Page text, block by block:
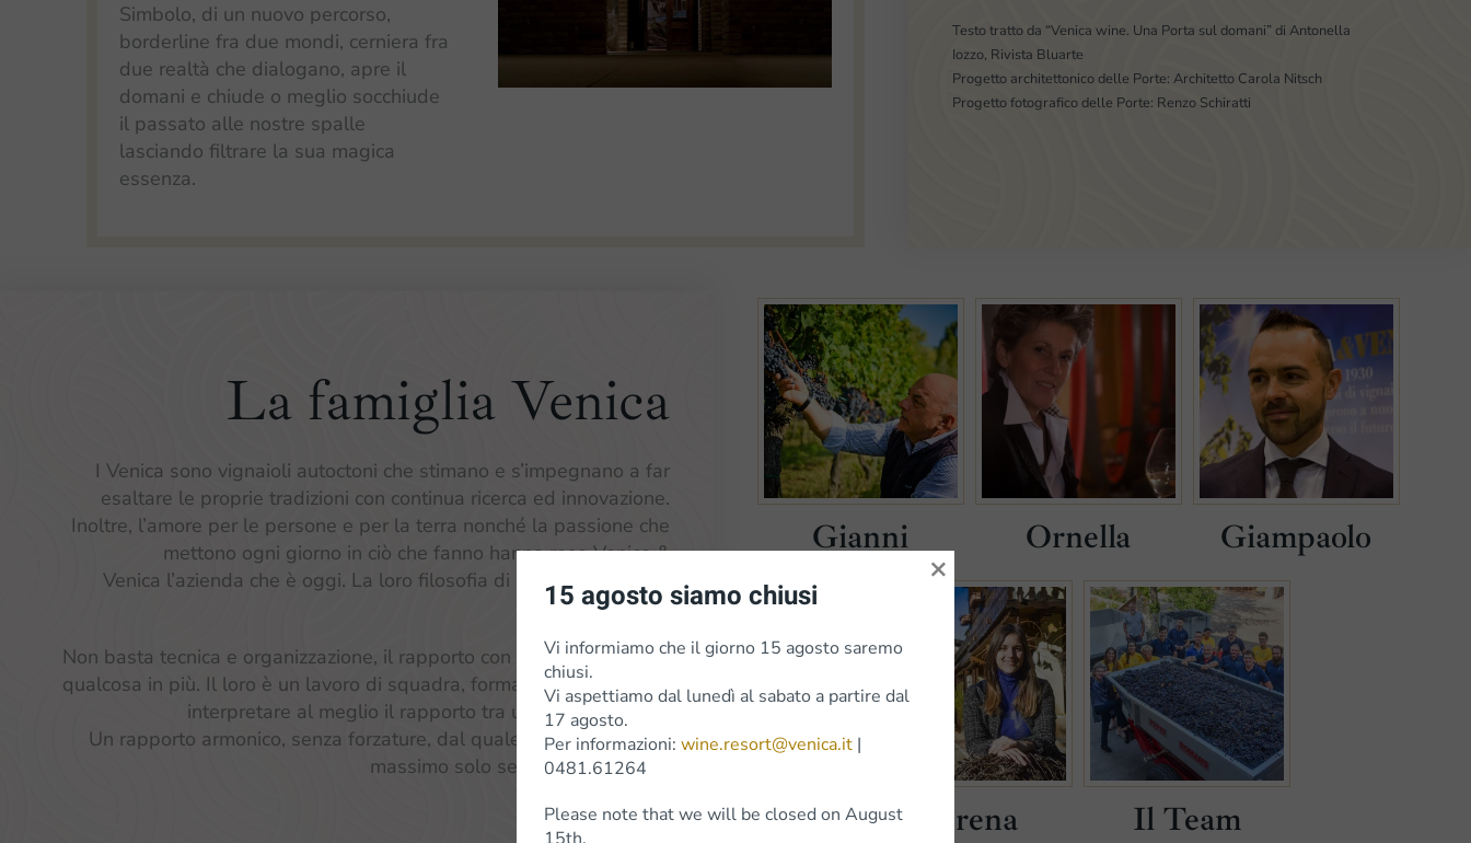
Simbolo, di un nuovo percorso,
borderline fra due mondi, cerniera fra
due realtà che dialogano, apre il
domani e chiude o meglio socchiude
il passato alle nostre spalle
lasciando filtrare la sua magica
essenza.
Testo tratto da “Venica wine. Una Porta sul domani” di Antonella
Iozzo, Rivista Bluarte
Progetto architettonico delle Porte: Architetto Carola Nitsch
Progetto fotografico delle Porte: Renzo Schiratti
La famiglia Venica
I Venica sono vignaioli autoctoni che stimano e s’impegnano a far
esaltare le proprie tradizioni con continua ricerca ed innovazione.
Inoltre, l’amore per le persone e per la terra nonché la passione che
mettono ogni giorno in ciò che fanno hanno reso Venica &
Venica l’azienda che è oggi. La loro filosofia di produzione è così
sintetizzata:
Non basta tecnica e organizzazione, il rapporto con la natura richiede
qualcosa in più. Il loro è un lavoro di squadra, formata nel tempo per
interpretare al meglio il rapporto tra uomo e ambiente.
Un rapporto armonico, senza forzature, dal quale si può ricevere il
massimo solo se si dà il massimo.
Gianni Ornella Giampaolo
Serena Il Team
15 agosto siamo chiusi
Vi informiamo che il giorno 15 agosto saremo
chiusi.
Vi aspettiamo dal lunedì al sabato a partire dal
17 agosto.
Per informazioni: wine.resort@venica.it |
0481.61264
Please note that we will be closed on August
15th.
×